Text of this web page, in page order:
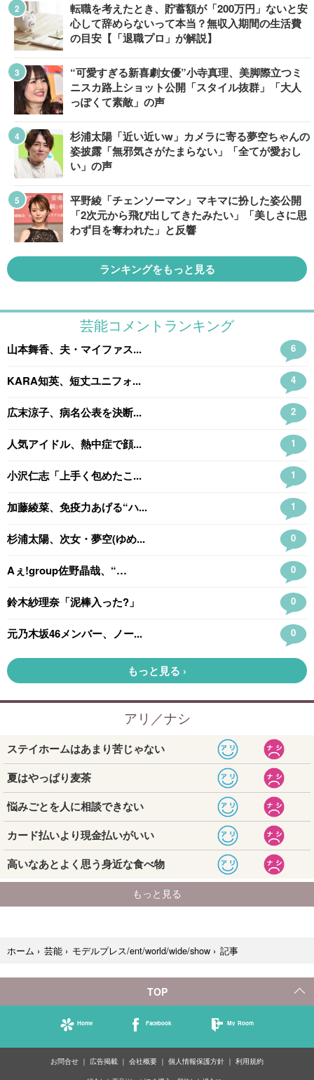
転職を考えたとき、貯蓄額が「200万円」ないと安
心して辞めらないって本当？無収入期間の生活費
の目安【「退職プロ」が解説】
“可愛すぎる新喜劇女優”小寺真理、美脚際立つミ
ニスカ路上ショット公開「スタイル抜群」「大人
っぽくて素敵」の声
杉浦太陽「近い近いw」カメラに寄る夢空ちゃんの
姿披露「無邪気さがたまらない」「全てが愛おし
い」の声
平野綾「チェンソーマン」マキマに扮した姿公開
「2次元から飛び出してきたみたい」「美しさに思
わず目を奪われた」と反響
ランキングをもっと見る
ホーム › 芸能 › モデルプレス/ent/world/wide/show › 記事
TOP
Home Facebook My Room
お問合せ 広告掲載 会社概要 個人情報保護方針 利用規約